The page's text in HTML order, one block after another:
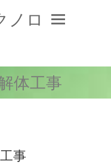
ノロ
体工事
事